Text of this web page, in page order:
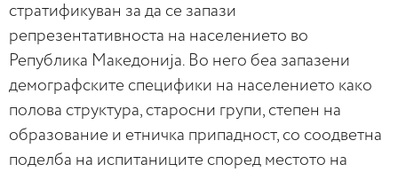
стратификуван за да се запази
репрезентативноста на населението во
Република Македонија. Во него беа запазени
демографските специфики на населението како
полова структура, старосни групи, степен на
образование и етничка припадност, со соодветна
поделба на испитаниците според местото на